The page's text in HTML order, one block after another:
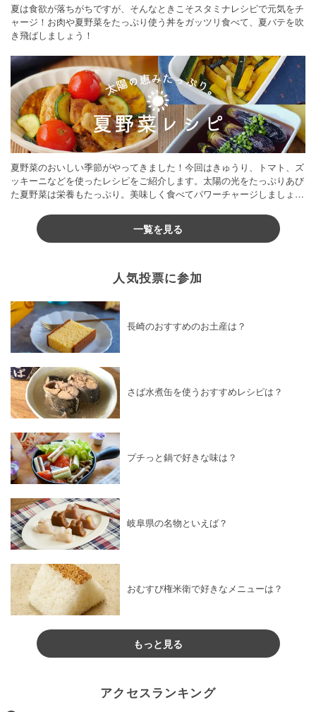
夏は食欲が落ちがちですが、そんなときこそスタミナレシピで元気をチ
ャージ！お肉や夏野菜をたっぷり使う丼をガッツリ食べて、夏バテを吹
き飛ばしましょう！
夏野菜のおいしい季節がやってきました！今回はきゅうり、トマト、ズ
ッキーニなどを使ったレシピをご紹介します。太陽の光をたっぷりあび
た夏野菜は栄養もたっぷり。美味しく食べてパワーチャージしましょう
一覧を見る
人気投票に参加
長崎のおすすめのお土産は？
さば水煮缶を使うおすすめレシピは？
プチっと鍋で好きな味は？
岐阜県の名物といえば？
おむすび権米衛で好きなメニューは？
もっと見る
アクセスランキング